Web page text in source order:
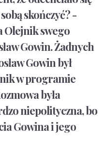
skończyć? -
Olejnik swego
Gowin. Żadnych
Gowin był
w programie
była
niepolityczna, bo
Gowina i jego